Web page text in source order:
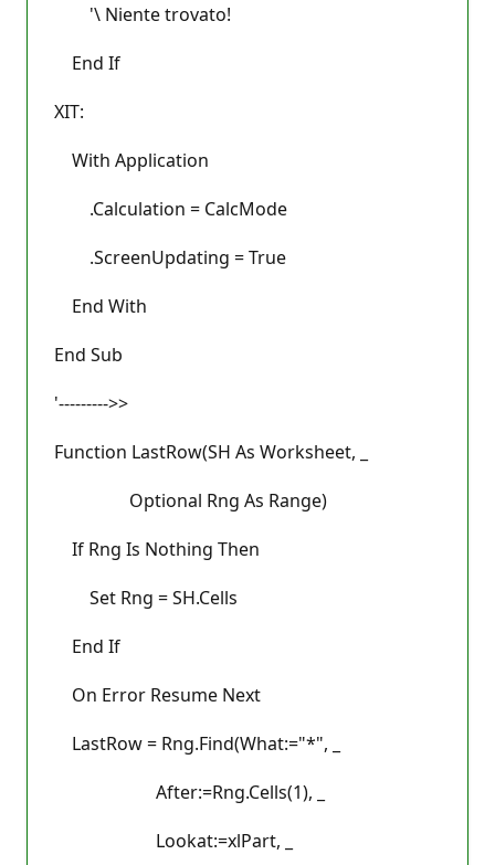
'\ Niente trovato!
End If
XIT:
With Application
.Calculation = CalcMode
.ScreenUpdating = True
End With
End Sub
'--------->>
Function LastRow(SH As Worksheet, _
Optional Rng As Range)
If Rng Is Nothing Then
Set Rng = SH.Cells
End If
On Error Resume Next
LastRow = Rng.Find(What:="*", _
After:=Rng.Cells(1), _
Lookat:=xlPart, _